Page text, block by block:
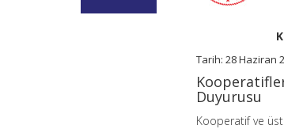
Tarih: 28 Haziran
Duyurusu
Kooperatif ve üst